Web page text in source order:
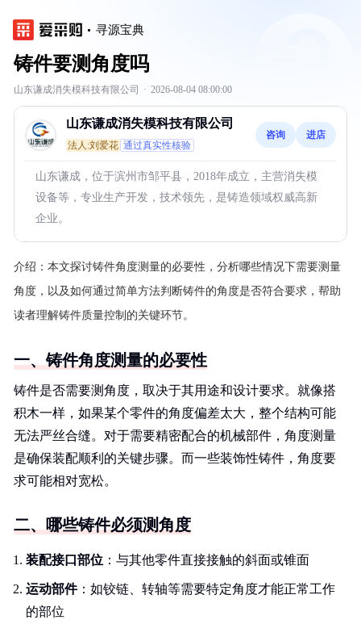
寻源宝典
铸件要测角度吗
山东谦成消失模科技有限公司 · 2026-08-04 08:00:00
山东谦成消失模科技有限公司
法人:刘爱花 通过真实性核验
咨询 进店
山东谦成，位于滨州市邹平县，2018年成立，主营消失模
设备等，专业生产开发，技术领先，是铸造领域权威高新
企业。
介绍： 本文探讨铸件角度测量的必要性，分析哪些情况下需要测量
角度，以及如何通过简单方法判断铸件的角度是否符合要求，帮助
读者理解铸件质量控制的关键环节。
一、铸件角度测量的必要性
铸件是否需要测角度，取决于其用途和设计要求。就像搭
积木一样，如果某个零件的角度偏差太大，整个结构可能
无法严丝合缝。对于需要精密配合的机械部件，角度测量
是确保装配顺利的关键步骤。而一些装饰性铸件，角度要
求可能相对宽松。
二、哪些铸件必须测角度
装配接口部位 ：与其他零件直接接触的斜面或锥面
运动部件：如铰链、转轴等需要特定角度才能正常工作
的部位